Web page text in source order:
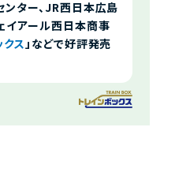
ター、JR西日本広島
イアール西日本商事
ス」などで好評発売